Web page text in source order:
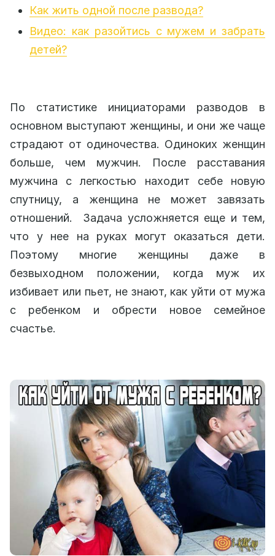
Как жить одной после развода?
Видео: как разойтись с мужем и забрать
детей?
По статистике инициаторами разводов в
основном выступают женщины, и они же чаще
страдают от одиночества. Одиноких женщин
больше, чем мужчин. После расставания
мужчина с легкостью находит себе новую
спутницу, а женщина не может завязать
отношений. Задача усложняется еще и тем,
что у нее на руках могут оказаться дети.
Поэтому многие женщины даже в
безвыходном положении, когда муж их
избивает или пьет, не знают, как уйти от мужа
с ребенком и обрести новое семейное
счастье.